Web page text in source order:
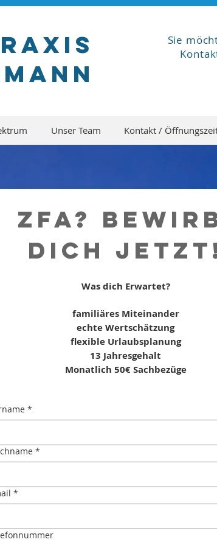
Sie
Unser Team Kontakt /
ZFA?
dich
Was dich Erwartet?
familiäres Miteinander
echte Wertschätzung
flexible Urlaubsplanung
13 Jahresgehalt
Monatlich 50€ Sachbezüge
*
*
*